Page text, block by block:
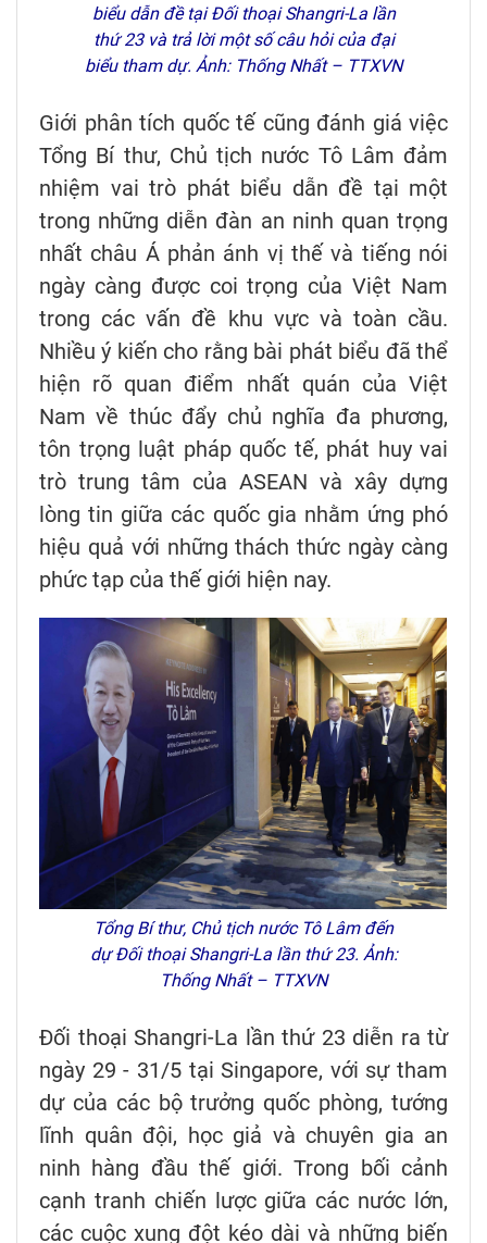
biểu dẫn đề tại Đối thoại Shangri-La lần
thứ 23 và trả lời một số câu hỏi của đại
biểu tham dự. Ảnh: Thống Nhất – TTXVN
Giới phân tích quốc tế cũng đánh giá việc
Tổng Bí thư, Chủ tịch nước Tô Lâm đảm
nhiệm vai trò phát biểu dẫn đề tại một
trong những diễn đàn an ninh quan trọng
nhất châu Á phản ánh vị thế và tiếng nói
ngày càng được coi trọng của Việt Nam
trong các vấn đề khu vực và toàn cầu.
Nhiều ý kiến cho rằng bài phát biểu đã thể
hiện rõ quan điểm nhất quán của Việt
Nam về thúc đẩy chủ nghĩa đa phương,
tôn trọng luật pháp quốc tế, phát huy vai
trò trung tâm của ASEAN và xây dựng
lòng tin giữa các quốc gia nhằm ứng phó
hiệu quả với những thách thức ngày càng
phức tạp của thế giới hiện nay.
Tổng Bí thư, Chủ tịch nước Tô Lâm đến
dự Đối thoại Shangri-La lần thứ 23. Ảnh:
Thống Nhất – TTXVN
Đối thoại Shangri-La lần thứ 23 diễn ra từ
ngày 29 - 31/5 tại Singapore, với sự tham
dự của các bộ trưởng quốc phòng, tướng
lĩnh quân đội, học giả và chuyên gia an
ninh hàng đầu thế giới. Trong bối cảnh
cạnh tranh chiến lược giữa các nước lớn,
các cuộc xung đột kéo dài và những biến